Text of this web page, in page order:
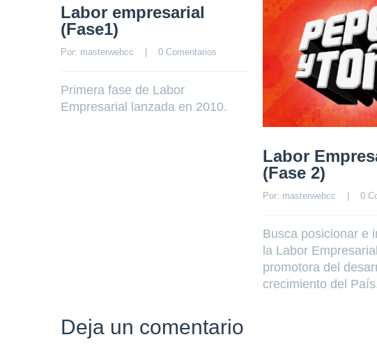
Labor empresarial
(Fase1)
Por: masterwebcc 0 Comentarios
Primera fase de Labor
Empresarial lanzada en 2010.
Labor
(Fase 2)
Por: masterwebcc
    |
0
Busca posicionar e
la Labor
promotora del
crecimiento del
Deja un comentario